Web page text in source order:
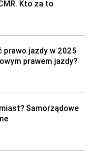
Kto za to
prawo jazdy w 2025
prawem jazdy?
Samorządowe